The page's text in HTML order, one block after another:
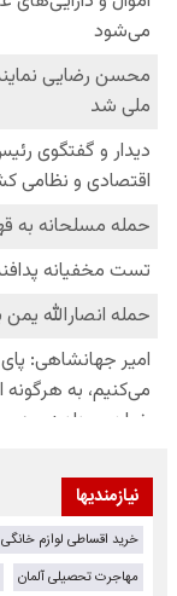
نیازمندیها
خرید اقساطی لوازم خانگی
مهاجرت تحصیلی آلمان